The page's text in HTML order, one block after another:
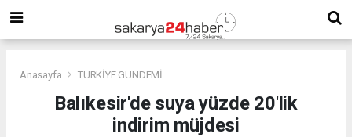
Anasayfa TÜRKİYE GÜNDEMİ
Balıkesir'de suya yüzde 20'lik
indirim müjdesi